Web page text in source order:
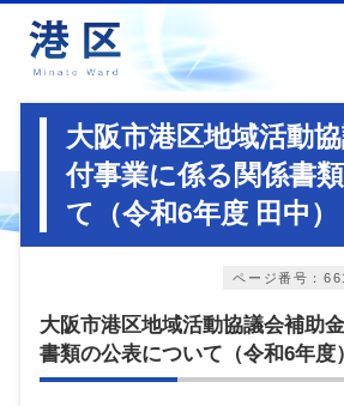
大阪市港区地域活動
付事業に係る関係書
て（令和6年度 田中）
ページ番号：
大阪市港区地域活動協議会補助
書類の公表について（令和6年度）